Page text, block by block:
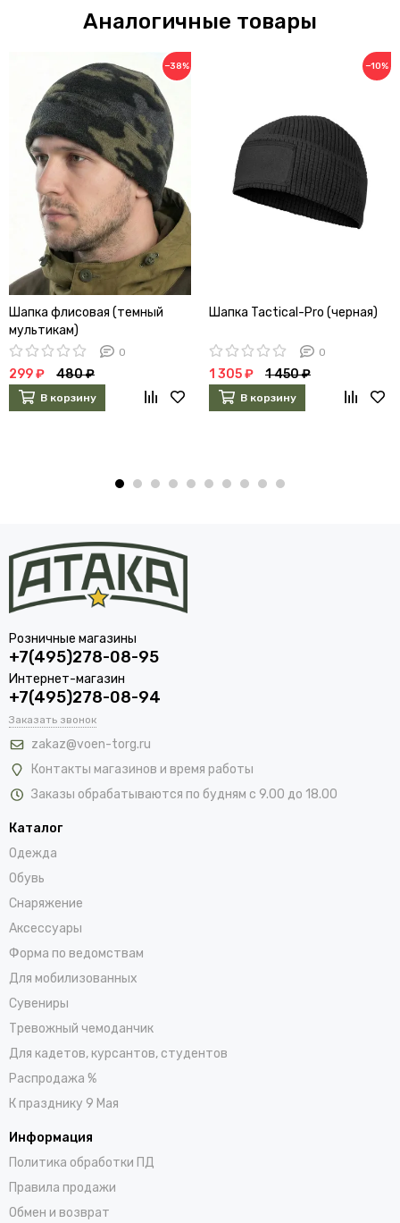
Аналогичные товары
−38%
Шапка флисовая (темный
мультикам)
0
299 ₽ 480 ₽
В корзину
−10%
Шапка Tactical-Pro (черная)
0
1 305 ₽ 1 450 ₽
В корзину
Розничные магазины
+7(495)278-08-95
Интернет-магазин
+7(495)278-08-94
Заказать звонок
zakaz@voen-torg.ru
Контакты магазинов и время работы
Заказы обрабатываются по будням с 9.00 до 18.00
Каталог
Одежда
Обувь
Снаряжение
Аксессуары
Форма по ведомствам
Для мобилизованных
Сувениры
Тревожный чемоданчик
Для кадетов, курсантов, студентов
Распродажа %
К празднику 9 Мая
Информация
Политика обработки ПД
Правила продажи
Обмен и возврат